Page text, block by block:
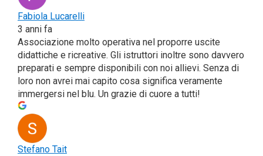
Fabio­la Luca­rel­li
3 anni fa
Asso­cia­zio­ne mol­to ope­ra­ti­va nel pro­por­re usci­te
didat­ti­che e ricrea­ti­ve. Gli istrut­to­ri inol­tre sono dav­ve­ro
pre­pa­ra­ti e sem­pre dispo­ni­bi­li con noi allie­vi. Sen­za di
loro non avrei mai capi­to cosa signi­fi­ca vera­men­te
immer­ger­si nel blu. Un gra­zie di cuo­re a tutti!
Ste­fa­no Tait